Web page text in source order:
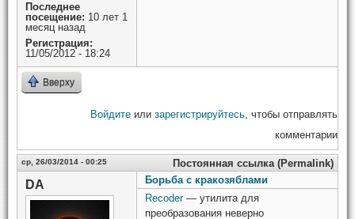
Последнее
посещение: 10 лет 1
месяц назад
Регистрация:
11/05/2012 - 18:24
Вверху
Войдите или зарегистрируйтесь, чтобы отправлять
комментарии
ср, 26/03/2014 - 00:25 Постоянная ссылка (Permalink)
DA
Борьба с кракозяблами
Recoder— утилита для
преобразования неверно